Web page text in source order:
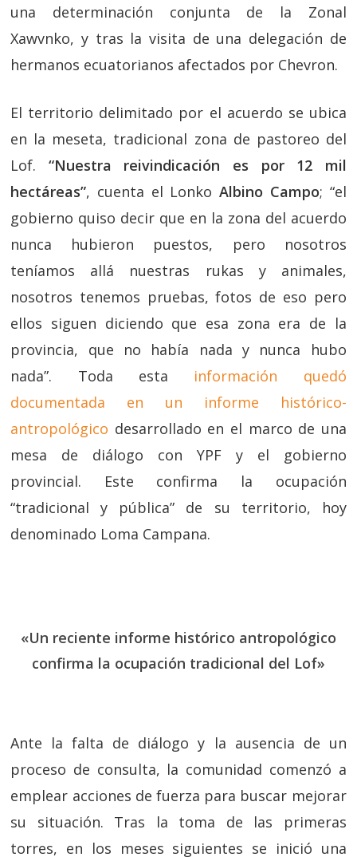
una determinación conjunta de la Zonal
Xawvnko, y tras la visita de una delegación de
hermanos ecuatorianos afectados por Chevron.
El territorio delimitado por el acuerdo se ubica
en la meseta, tradicional zona de pastoreo del
Lof. “Nuestra reivindicación es por 12 mil
hectáreas”, cuenta el LonkoAlbino Campo; “el
gobierno quiso decir que en la zona del acuerdo
nunca hubieron puestos, pero nosotros
teníamos allá nuestras rukas y animales,
nosotros tenemos pruebas, fotos de eso pero
ellos siguen diciendo que esa zona era de la
provincia, que no había nada y nunca hubo
nada”. Toda esta información quedó
documentada en un informe histórico-
antropológico desarrollado en el marco de una
mesa de diálogo con YPF y el gobierno
provincial. Este confirma la ocupación
“tradicional y pública” de su territorio, hoy
denominado Loma Campana.
«Un reciente informe histórico antropológico
confirma la ocupación tradicional del Lof»
Ante la falta de diálogo y la ausencia de un
proceso de consulta, la comunidad comenzó a
emplear acciones de fuerza para buscar mejorar
su situación. Tras la toma de las primeras
torres, en los meses siguientes se inició una